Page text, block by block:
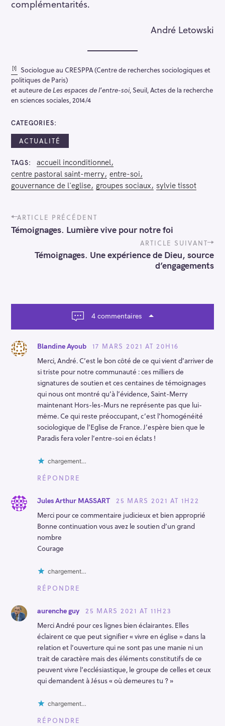
complémentarités.
André Letowski
[1] Sociologue au CRESPPA (Centre de recherches sociologiques et
politiques de Paris)
et auteure deLes espaces de l’entre-soi, Seuil, Actes de la recherche
en sciences sociales, 2014/4
CATEGORIES
ACTUALITÉ
TAGS
accueil inconditionnel
centre pastoral saint-merry entre-soi
gouvernance de l'eglise groupes sociaux sylvie tissot
P
o
s
a
n
ARTICLE PRÉCÉDENT
Témoignages. Lumière vive pour notre foi
ARTICLE SUIVANT
Témoignages. Une expérience de Dieu, source
d’engagements
4 commentaires
Blandine Ayoub
17 MARS 2021 AT 20H16
Merci, André. C’est le bon côté de ce qui vient d’arriver de
si triste pour notre communauté : ces milliers de
signatures de soutien et ces centaines de témoignages
qui nous ont montré qu’à l’évidence, Saint-Merry
maintenant Hors-les-Murs ne représente pas que lui-
même. Ce qui reste préoccupant, c’est l’homogénéité
sociologique de l’Eglise de France. J’espère bien que le
Paradis fera voler l’entre-soi en éclats !
chargement…
RÉPONDRE
Jules Arthur MASSART
25 MARS 2021 AT 1H22
Merci pour ce commentaire judicieux et bien approprié
Bonne continuation vous avez le soutien d’un grand
nombre
Courage
chargement…
RÉPONDRE
aurenche guy
25 MARS 2021 AT 11H23
Merci André pour ces lignes bien éclairantes. Elles
éclairent ce que peut signifier « vivre en église » dans la
relation et l’ouverture qui ne sont pas une manie ni un
trait de caractère mais des éléments constitutifs de ce
peuvent vivre l’ecclésiastique, le groupe de celles et ceux
qui demandent à Jésus « où demeures tu ? »
chargement…
RÉPONDRE